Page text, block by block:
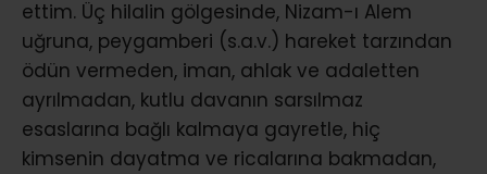
ettim. Üç hilalin gölgesinde, Nizam-ı Alem
uğruna, peygamberi (s.a.v.) hareket tarzından
ödün vermeden, iman, ahlak ve adaletten
ayrılmadan, kutlu davanın sarsılmaz
esaslarına bağlı kalmaya gayretle, hiç
kimsenin dayatma ve ricalarına bakmadan,